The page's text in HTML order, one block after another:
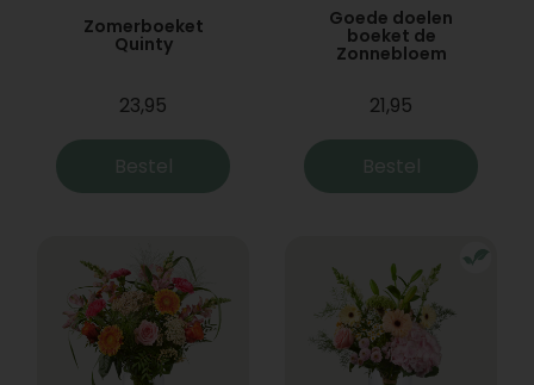
Zomerboeket
Quinty
23,95
Bestel
Goede doelen
boeket de
Zonnebloem
21,95
Bestel